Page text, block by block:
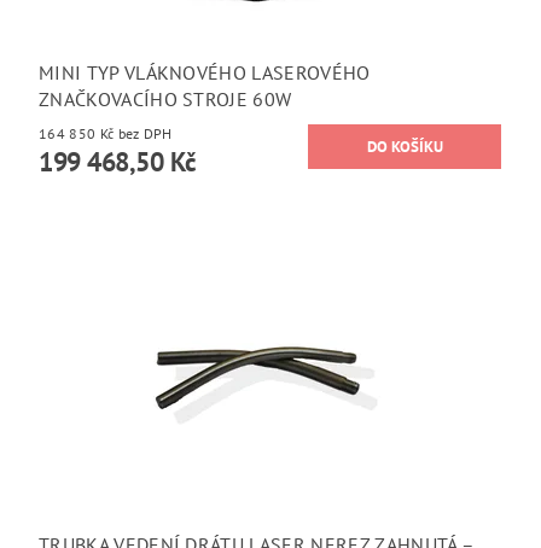
MINI TYP VLÁKNOVÉHO LASEROVÉHO
ZNAČKOVACÍHO STROJE 60W
164 850 Kč bez DPH
199 468,50 Kč